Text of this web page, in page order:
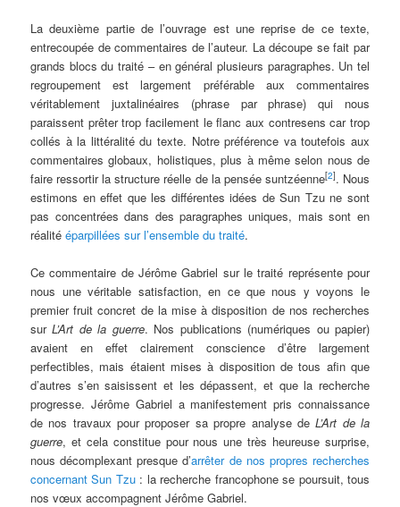
La deuxième partie de l’ouvrage est une reprise de ce texte,
entrecoupée de commentaires de l’auteur. La découpe se fait par
grands blocs du traité – en général plusieurs paragraphes. Un tel
regroupement est largement préférable aux commentaires
véritablement juxtalinéaires (phrase par phrase) qui nous
paraissent prêter trop facilement le flanc aux contresens car trop
collés à la littéralité du texte. Notre préférence va toutefois aux
commentaires globaux, holistiques, plus à même selon nous de
faire ressortir la structure réelle de la pensée suntzéenne[2]. Nous
estimons en effet que les différentes idées de Sun Tzu ne sont
pas concentrées dans des paragraphes uniques, mais sont en
réalitééparpillées sur l’ensemble du traité.
Ce commentaire de Jérôme Gabriel sur le traité représente pour
nous une véritable satisfaction, en ce que nous y voyons le
premier fruit concret de la mise à disposition de nos recherches
surL’Art de la guerre. Nos publications (numériques ou papier)
avaient en effet clairement conscience d’être largement
perfectibles, mais étaient mises à disposition de tous afin que
d’autres s’en saisissent et les dépassent, et que la recherche
progresse. Jérôme Gabriel a manifestement pris connaissance
de nos travaux pour proposer sa propre analyse deL’Art de la
guerre, et cela constitue pour nous une très heureuse surprise,
nous décomplexant presque d’arrêter de nos propres recherches
concernant Sun Tzu: la recherche francophone se poursuit, tous
nos vœux accompagnent Jérôme Gabriel.